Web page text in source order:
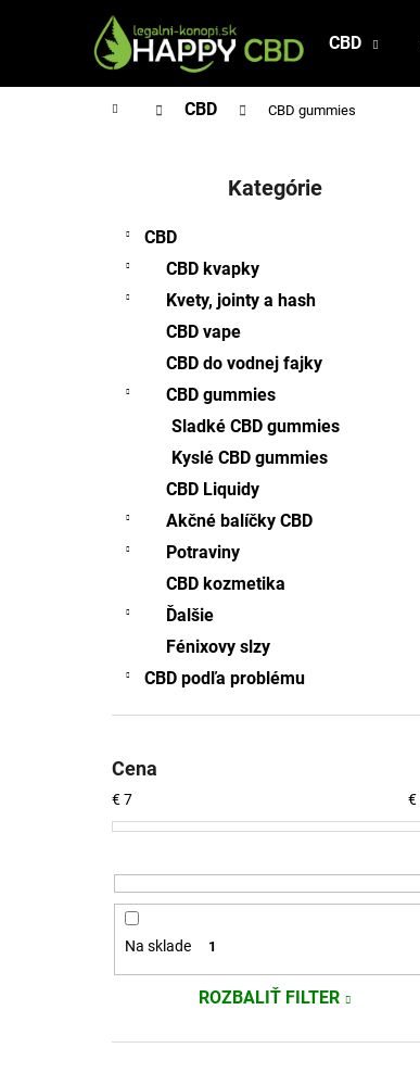
CBD
DomovCBD CBD gummies
Kategórie
CBD
CBD kvapky
Kvety, jointy a hash
CBD vape
CBD do vodnej fajky
CBD gummies
Sladké CBD gummies
Kyslé CBD gummies
CBD Liquidy
Akčné balíčky CBD
Potraviny
CBD kozmetika
Ďalšie
Fénixovy slzy
CBD podľa problému
Cena
€7 €
Na sklade 1
ROZBALIŤ FILTER
Späť
do
Späť
do
CBD -FÉNIXOVE SLZY 2ML FULL-
SPECTRUM
Pôvodne: €76,92